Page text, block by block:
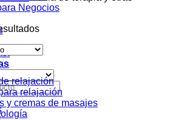
Negocios
relajación
relajación
y cremas de masajes